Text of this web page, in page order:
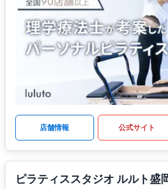
店舗情報 公式サイト
ピラティススタジオ ルルト盛